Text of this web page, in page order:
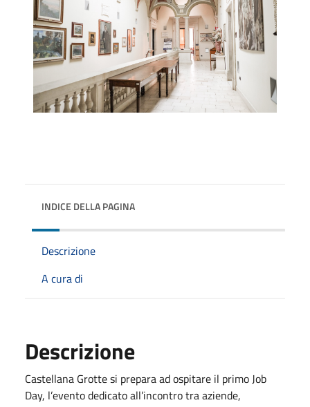
INDICE DELLA PAGINA
Descrizione
A cura di
Descrizione
Castellana Grotte si prepara ad ospitare il primo Job
Day, l’evento dedicato all’incontro tra aziende,